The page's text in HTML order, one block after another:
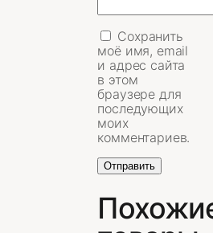
Сохранить
моё имя, email
и адрес сайта
в этом
браузере для
последующих
моих
комментариев.